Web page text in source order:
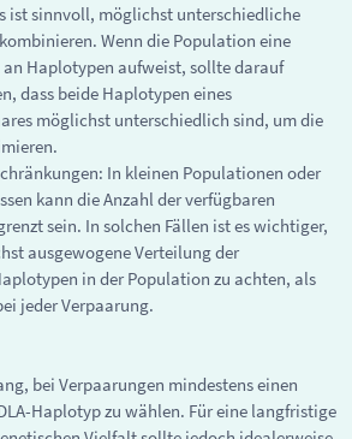
ist sinnvoll, möglichst unterschiedliche
Wenn die Population eine
an Haplotypen aufweist, sollte darauf
dass beide Haplotypen eines
möglichst unterschiedlich sind, um die
In kleinen Populationen oder
kann die Anzahl der verfügbaren
sein. In solchen Fällen ist es wichtiger,
ausgewogene Verteilung der
in der Population zu achten, als
jeder Verpaarung.
bei Verpaarungen mindestens einen
Haplotyp zu wählen. Für eine langfristige